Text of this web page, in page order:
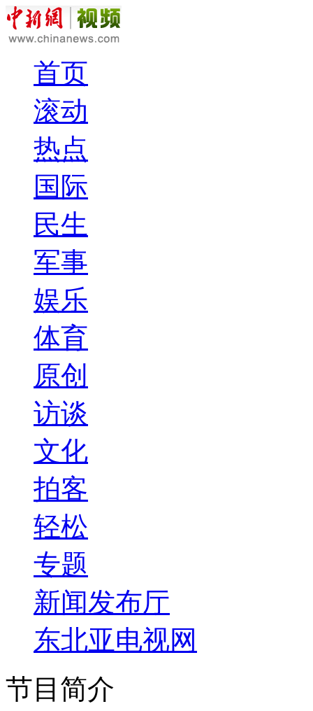
首页
滚动
热点
国际
民生
军事
娱乐
体育
原创
访谈
文化
拍客
轻松
专题
新闻发布厅
东北亚电视网
节目简介